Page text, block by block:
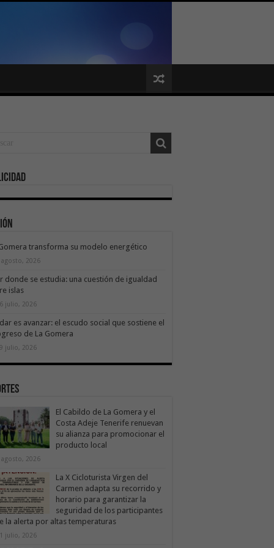
transforma su modelo energético
agosto, 2026
donde se estudia: una cuestión de igualdad
islas
julio, 2026
es avanzar: el escudo social que sostiene el
de La Gomera
julio, 2026
El Cabildo de La Gomera y el
Costa Adeje Tenerife renuevan
su alianza para promocionar el
producto local
agosto, 2026
La X Cicloturista Virgen del
Carmen adapta su recorrido y
horario para garantizar la
seguridad de los participantes
la alerta por altas temperaturas
julio, 2026